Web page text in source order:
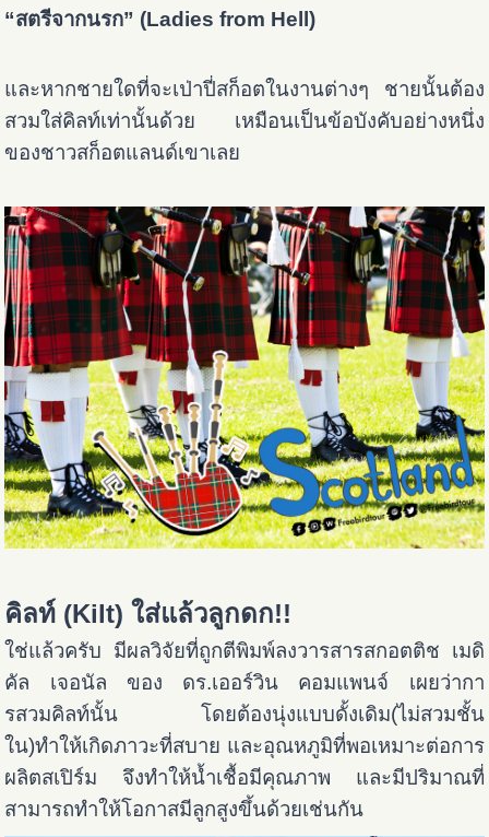
“สตรีจากนรก” (Ladies from Hell)
และหากชายใดที่จะเป่าปี่สก็อตในงานต่างๆ ชายนั้นต้อง
สวมใส่คิลท์เท่านั้นด้วย เหมือนเป็นข้อบังคับอย่างหนึ่ง
ของชาวสก็อตแลนด์เขาเลย
คิลท์ (Kilt) ใส่แล้วลูกดก!!
ใช่แล้วครับ มีผลวิจัยที่ถูกตีพิมพ์ลงวารสารสกอตติช เมดิ
คัล เจอนัล ของ ดร.เออร์วิน คอมแพนจ์ เผยว่ากา
รสวมคิลท์นั้น โดยต้องนุ่งแบบดั้งเดิม(ไม่สวมชั้น
ใน)ทำให้เกิดภาวะที่สบาย และอุณหภูมิที่พอเหมาะต่อการ
ผลิตสเปิร์ม จึงทำให้น้ำเชื้อมีคุณภาพ และมีปริมาณที่
สามารถทำให้โอกาสมีลูกสูงขึ้นด้วยเช่นกัน